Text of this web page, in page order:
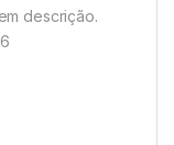
descrição.